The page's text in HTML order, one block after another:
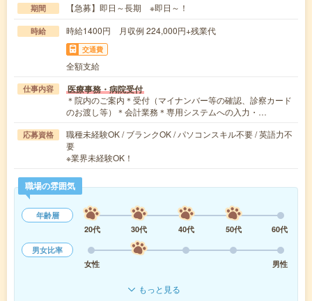
期間 【急募】即日～長期 ※即日～！
時給 時給1400円 月収例 224,000円+残業代
交通費
全額支給
仕事内容 医療事務・病院受付
＊院内のご案内＊受付（マイナンバー等の確認、診察カード
のお渡し等）＊会計業務＊専用システムへの入力・…
応募資格
職種未経験OK / ブランクOK / パソコンスキル不要 / 英語力不
要
※業界未経験OK！
職場の雰囲気
年齢層
20代
30代 40代 50代
60代
男女比率
女性
男性
もっと見る